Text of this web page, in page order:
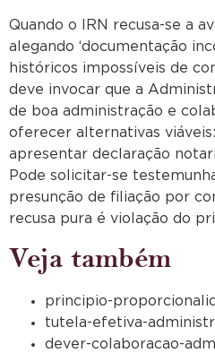
Quando o IRN recusa-se a
alegando ‘documentação
históricos impossíveis de
deve invocar que a
de boa administração e
oferecer alternativas
apresentar declaração
Pode solicitar-se
presunção de filiação por
recusa pura é violação do
Veja também
principio-
tutela-efetiva-
dever-colaboracao-